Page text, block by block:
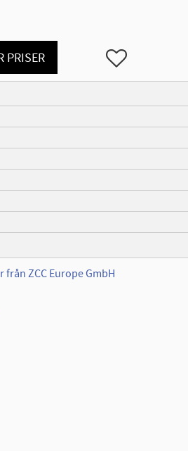
PRISER Lägg till i favoriter
ZCC Europe GmbH